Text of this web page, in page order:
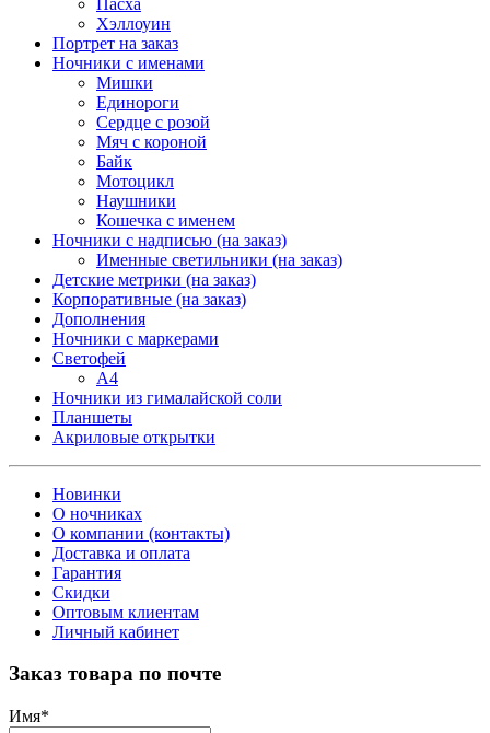
Хэллоуин
Портрет на заказ
Ночники с именами
Мишки
Единороги
Сердце с розой
Мяч с короной
Байк
Мотоцикл
Наушники
Кошечка с именем
Ночники с надписью (на заказ)
Именные светильники (на заказ)
Детские метрики (на заказ)
Корпоративные (на заказ)
Дополнения
Ночники с маркерами
Светофей
А4
Ночники из гималайской соли
Планшеты
Акриловые открытки
Новинки
О ночниках
О компании (контакты)
Доставка и оплата
Гарантия
Скидки
Оптовым клиентам
Личный кабинет
Заказ товара по почте
Имя*